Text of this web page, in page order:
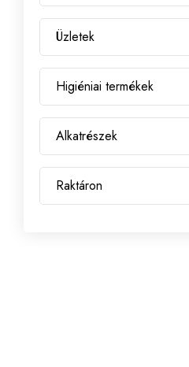
Üzletek
Higiéniai termékek
Alkatrészek
Raktáron